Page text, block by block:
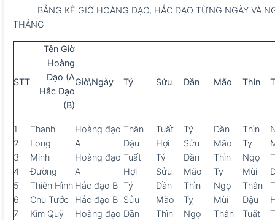
BẢNG KÊ GIỜ HOÀNG ĐẠO, HẮC ĐẠO TỪNG NGÀY VÀ
THÁNG
STT
Tên Giờ
Hoàng
Đạo (A
Hắc Đạo
(B)
Giờ\Ngày Tý Sửu Dần Mão Thìn
1
2
3
4
5
6
7
Thanh
Long
Minh
Đường
Thiên Hình
Chu Tước
Kim Quỹ
Hoàng đạo
A
Hoàng đạo
A
Hắc đạo B
Hắc đạo B
Hoàng đạo
Thân
Dậu
Tuất
Hợi
Tý
Sửu
Dần
Tuất
Hợi
Tý
Sửu
Dần
Mão
Thìn
Tý
Sửu
Dần
Mão
Thìn
Tỵ
Ngọ
Dần
Mão
Thìn
Tỵ
Ngọ
Mùi
Thân
Thìn
Tỵ
Ngọ
Mùi
Thân
Dậu
Tuất